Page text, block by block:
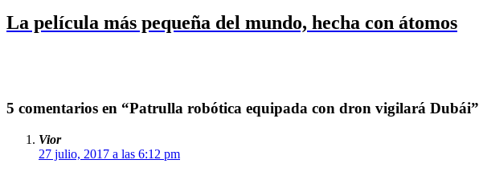
La película más pequeña del mundo, hecha con átomos
5 comentarios en “Patrulla robótica equipada con dron vigilará Dubái”
Vior
27 julio, 2017 a las 6:12 pm